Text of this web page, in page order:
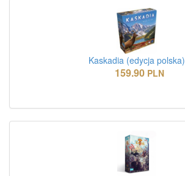
Kaskadia (edycja polska)
159.90 PLN